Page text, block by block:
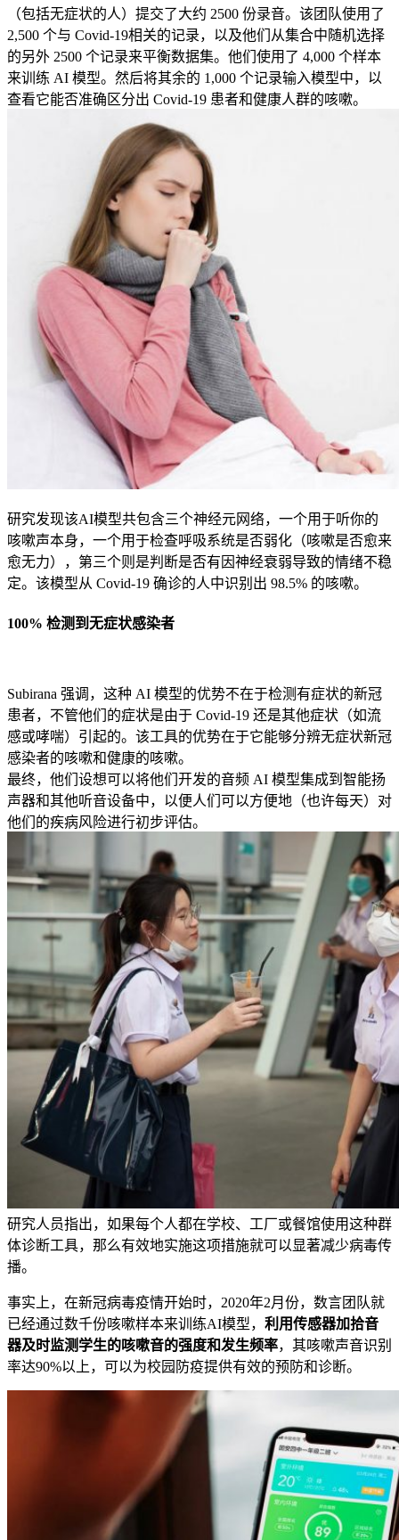
（包括无症状的人）提交了大约 2500 份录音。该团队使用了
2,500 个与 Covid-19相关的记录，以及他们从集合中随机选择
的另外 2500 个记录来平衡数据集。他们使用了 4,000 个样本
来训练 AI 模型。然后将其余的 1,000 个记录输入模型中，以
查看它能否准确区分出 Covid-19 患者和健康人群的咳嗽。
研究发现该AI模型共包含三个神经元网络，一个用于听你的
咳嗽声本身，一个用于检查呼吸系统是否弱化（咳嗽是否愈来
愈无力），第三个则是判断是否有因神经衰弱导致的情绪不稳
定。该模型从 Covid-19 确诊的人中识别出 98.5% 的咳嗽。
100% 检测到无症状感染者
Subirana 强调，这种 AI 模型的优势不在于检测有症状的新冠
患者，不管他们的症状是由于 Covid-19 还是其他症状（如流
感或哮喘）引起的。该工具的优势在于它能够分辨无症状新冠
感染者的咳嗽和健康的咳嗽。
最终，他们设想可以将他们开发的音频 AI 模型集成到智能扬
声器和其他听音设备中，以便人们可以方便地（也许每天）对
他们的疾病风险进行初步评估。
研究人员指出，如果每个人都在学校、工厂或餐馆使用这种群
体诊断工具，那么有效地实施这项措施就可以显著减少病毒传
播。
事实上，在新冠病毒疫情开始时，2020年2月份，数言团队就
已经通过数千份咳嗽样本来训练AI模型， 利用传感器加拾音
器及时监测学生的咳嗽音的强度和发生频率，其咳嗽声音识别
率达90%以上，可以为校园防疫提供有效的预防和诊断。